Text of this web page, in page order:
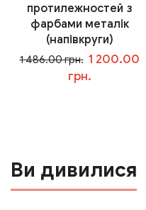
протилежностей з
фарбами металік
(напівкруги)
1 486.00 грн. 1 200.00
грн.
Ви дивилися